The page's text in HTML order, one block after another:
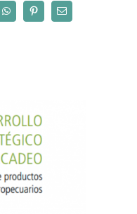
WhatsAppPinterestCorreo
electrónico